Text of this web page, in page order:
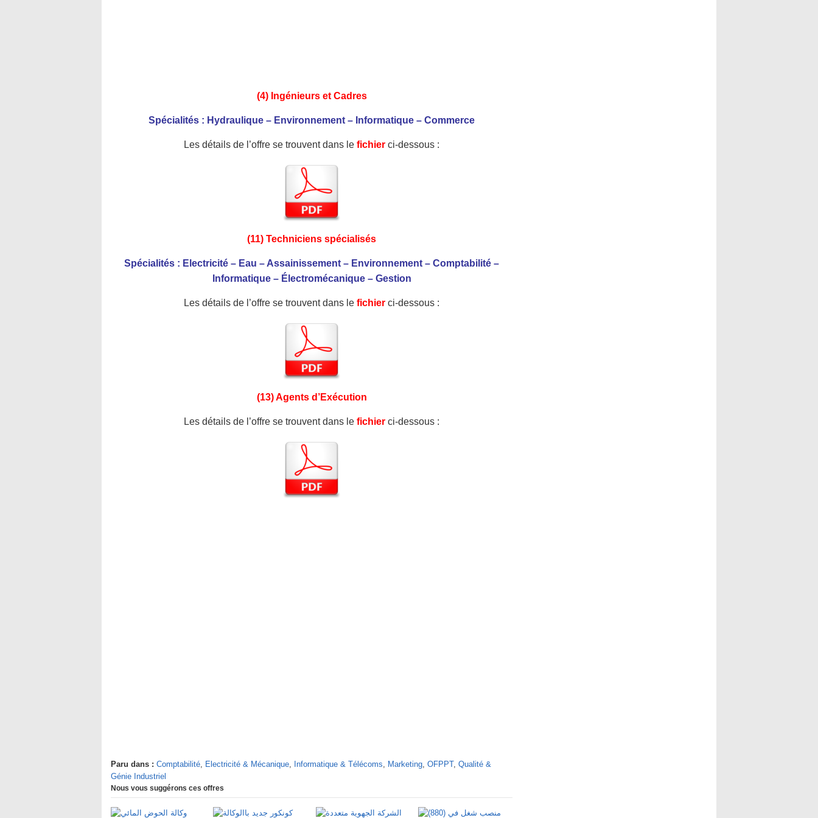
(4) Ingénieurs et Cadres
Spécialités : Hydraulique – Environnement – Informatique – Commerce
Les détails de l’offre se trouvent dans le fichier ci-dessous :
(11) Techniciens spécialisés
Spécialités : Electricité – Eau – Assainissement – Environnement – Comptabilité –
Informatique – Électromécanique – Gestion
Les détails de l’offre se trouvent dans le fichier ci-dessous :
(13) Agents d’Exécution
Les détails de l’offre se trouvent dans le fichier ci-dessous :
Paru dans : Comptabilité, Electricité & Mécanique, Informatique & Télécoms, Marketing, OFPPT, Qualité &
Génie Industriel
Nous vous suggérons ces offres